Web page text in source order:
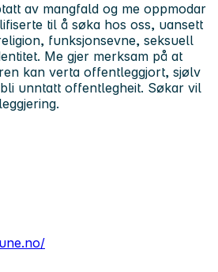
av mangfald og me oppmodar
til å søka hos oss, uansett
funksjonsevne, seksuell
Me gjer merksam på at
kan verta offentleggjort, sjølv
unntatt offentlegheit. Søkar vil